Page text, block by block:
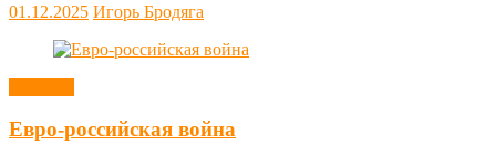
01.12.2025 Игорь Бродяга
Евро-российская война